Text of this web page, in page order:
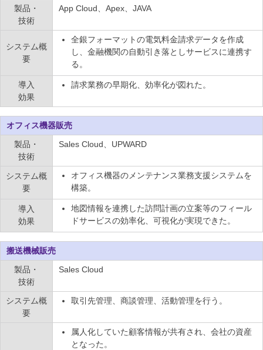
製品・
技術
App Cloud、Apex、JAVA
システム概
要
全銀フォーマットの電気料金請求データを作成
し、金融機関の自動引き落としサービスに連携す
る。
導入
効果
請求業務の早期化、効率化が図れた。
オフィス機器販売
製品・
技術
Sales Cloud、UPWARD
システム概
要
オフィス機器のメンテナンス業務支援システムを
構築。
導入
効果
地図情報を連携した訪問計画の立案等のフィール
ドサービスの効率化、可視化が実現できた。
搬送機械販売
製品・
技術
Sales Cloud
システム概
要
取引先管理、商談管理、活動管理を行う。
属人化していた顧客情報が共有され、会社の資産
となった。